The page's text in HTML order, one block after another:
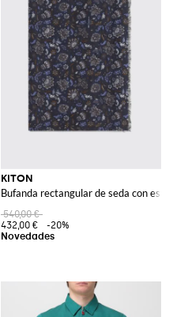
KITON
Bufanda rectangular de seda con
540,00 €
432,00 €
-20%